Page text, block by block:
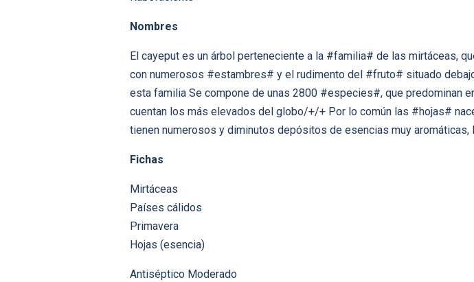
Nombres
El cayeput es un árbol perteneciente a la #familia# de las mirtáceas,
con numerosos #estambres# y el rudimento del #fruto# situado
esta familia Se compone de unas 2800 #especies#, que
cuentan los más elevados del globo/+/+ Por lo común las #hojas#
tienen numerosos y diminutos depósitos de esencias muy
Fichas
Mirtáceas
Países cálidos
Primavera
Hojas (esencia)
Antiséptico Moderado